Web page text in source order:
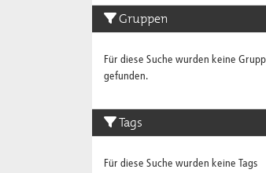
Gruppen
Für diese Suche wurden keine
gefunden.
Tags
Für diese Suche wurden keine Tags